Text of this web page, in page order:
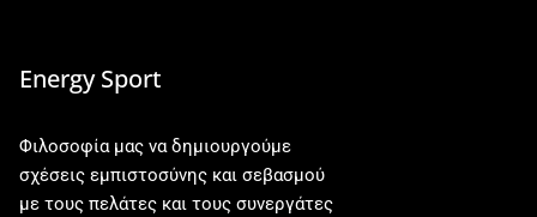
Energy Sport
Φιλοσοφία μας να δημιουργούμε
σχέσεις εμπιστοσύνης και σεβασμού
με τους πελάτες και τους συνεργάτες